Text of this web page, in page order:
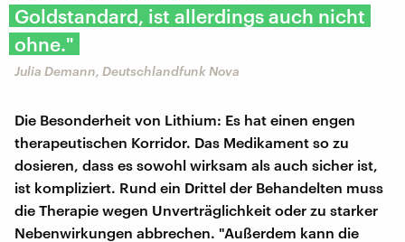
Goldstandard, ist allerdings auch nicht
ohne."
Julia Demann, Deutschlandfunk Nova
Die Besonderheit von Lithium: Es hat einen engen
therapeutischen Korridor. Das Medikament so zu
dosieren, dass es sowohl wirksam als auch sicher ist,
ist kompliziert. Rund ein Drittel der Behandelten muss
die Therapie wegen Unverträglichkeit oder zu starker
Nebenwirkungen abbrechen. "Außerdem kann die